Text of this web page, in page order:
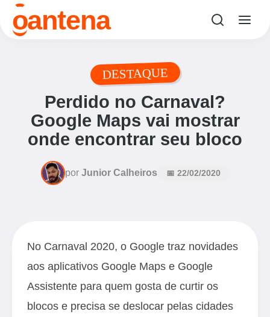
oantena
DESTAQUE
Perdido no Carnaval?
Google Maps vai mostrar
onde encontrar seu bloco
por Junior Calheiros 📅 22/02/2020
No Carnaval 2020, o Google traz novidades
aos aplicativos Google Maps e Google
Assistente para quem gosta de curtir os
blocos e precisa se deslocar pelas cidades